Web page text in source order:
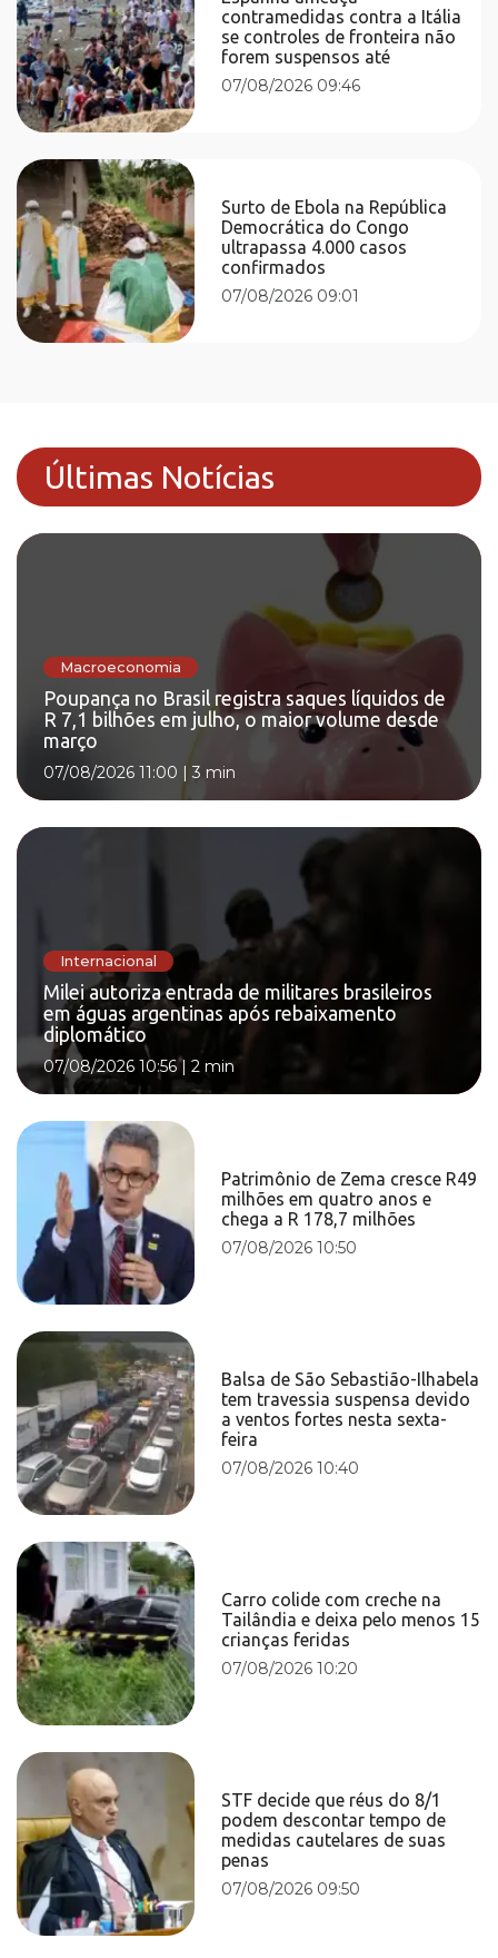
contramedidas contra a Itália
se controles de fronteira não
forem suspensos até
07/08/2026 09:46
Surto de Ebola na República
Democrática do Congo
ultrapassa 4.000 casos
confirmados
07/08/2026 09:01
Últimas Notícias
Macroeconomia
Poupança no Brasil registra saques líquidos de
R 7,1 bilhões em julho, o maior volume desde
março
07/08/2026 11:00 |3 min
Internacional
Milei autoriza entrada de militares brasileiros
em águas argentinas após rebaixamento
diplomático
07/08/2026 10:56| 2 min
Patrimônio de Zema cresce R49
milhões em quatro anos e
chega a R 178,7 milhões
07/08/2026 10:50
Balsa de São Sebastião-Ilhabela
tem travessia suspensa devido
a ventos fortes nesta sexta-
feira
07/08/2026 10:40
Carro colide com creche na
Tailândia e deixa pelo menos 15
crianças feridas
07/08/2026 10:20
STF decide que réus do 8/1
podem descontar tempo de
medidas cautelares de suas
penas
07/08/2026 09:50